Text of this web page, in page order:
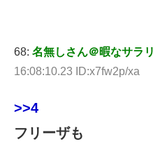
68: 名無しさん＠暇なサラ
16:08:10.23 ID:x7fw2p/xa
>>4
フリーザも